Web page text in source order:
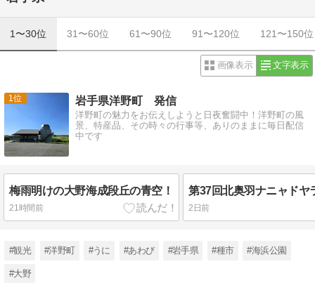
1〜30位 31〜60位 61〜90位 91〜120位 121〜150位
画像表示 文字表示
1 岩手県洋野町 発信
洋野町の魅力をお伝えしようと日夜奮闘中！洋野町の風
景、特産品、その時々の行事等、ありのままに毎日配信
中です
梅雨明けの大野海成段丘の青空！
21時間前 2日前
#観光 #洋野町 #うに #あわび #岩手県 #種市 #海浜公園
#大野